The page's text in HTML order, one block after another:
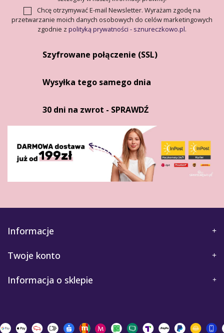
Chcę otrzymywać E-mail Newsletter. Wyrażam zgodę na
przetwarzanie moich danych osobowych do celów marketingowych
zgodnie z polityką prywatności - sznureczkowo.pl.
Szyfrowane połączenie (SSL)
Wysyłka tego samego dnia
30 dni na zwrot - SPRAWDŹ
Informacje
Twoje konto
Informacja o sklepie